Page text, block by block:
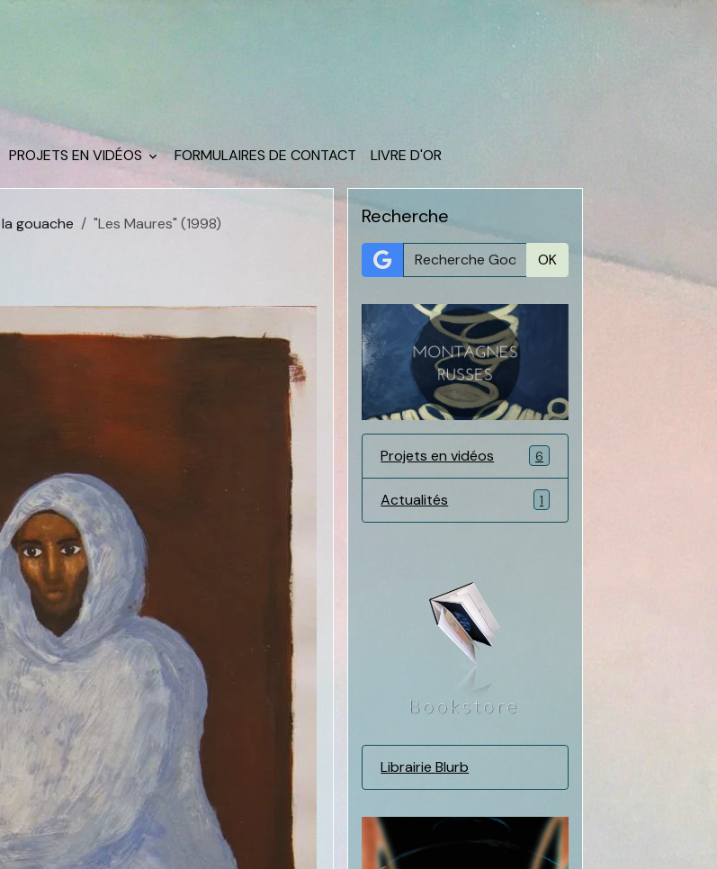
PROJETS EN VIDÉOS FORMULAIRES DE CONTACT LIVRE D'OR
gouache "Les Maures" (1998) Recherche
OK
Projets en vidéos 6
Actualités 1
Librairie Blurb